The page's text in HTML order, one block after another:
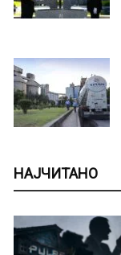
НАЈЧИТАНО